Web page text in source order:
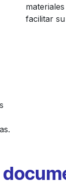
facilitar